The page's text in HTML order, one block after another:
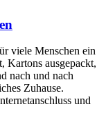
viele Menschen ein
Kartons ausgepackt,
nach und nach
Zuhause.
und